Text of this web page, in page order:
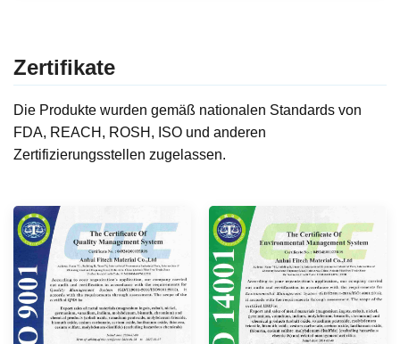
Zertifikate
Die Produkte wurden gemäß nationalen Standards von
FDA, REACH, ROSH, ISO und anderen
Zertifizierungsstellen zugelassen.